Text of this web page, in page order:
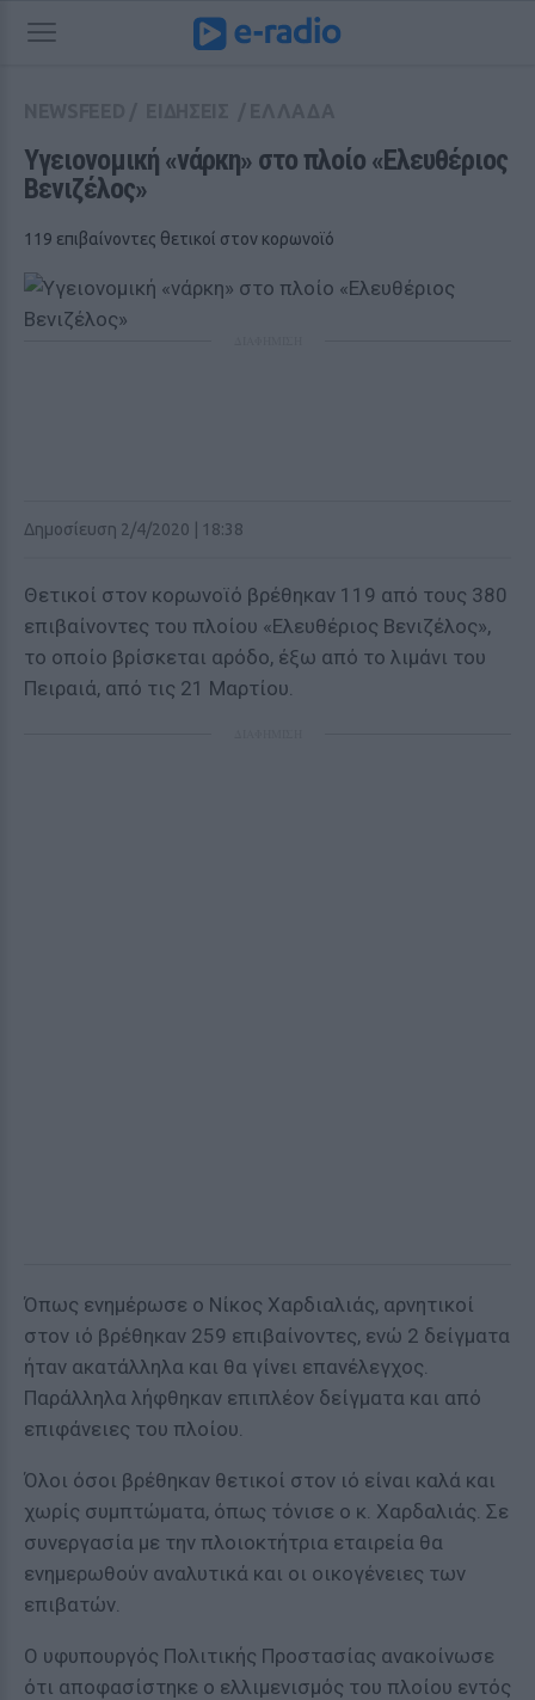
Υγειονομική «νάρκη» στο πλοίο «Ελευθέριος
Βενιζέλος»
119 επιβαίνοντες θετικοί στον κορωνοϊό
Δημοσίευση 2/4/2020 | 18:38
Θετικοί στον κορωνοϊό βρέθηκαν 119 από τους 380
επιβαίνοντες του πλοίου «Ελευθέριος Βενιζέλος»,
το οποίο βρίσκεται αρόδο, έξω από το λιμάνι του
Πειραιά, από τις 21 Μαρτίου.
Όπως ενημέρωσε ο Νίκος Χαρδιαλιάς, αρνητικοί
στον ιό βρέθηκαν 259 επιβαίνοντες, ενώ 2 δείγματα
ήταν ακατάλληλα και θα γίνει επανέλεγχος.
Παράλληλα λήφθηκαν επιπλέον δείγματα και από
επιφάνειες του πλοίου.
Όλοι όσοι βρέθηκαν θετικοί στον ιό είναι καλά και
χωρίς συμπτώματα, όπως τόνισε ο κ. Χαρδαλιάς. Σε
συνεργασία με την πλοιοκτήτρια εταιρεία θα
ενημερωθούν αναλυτικά και οι οικογένειες των
επιβατών.
Ο υφυπουργός Πολιτικής Προστασίας ανακοίνωσε
ότι αποφασίστηκε ο ελλιμενισμός του πλοίου εντός